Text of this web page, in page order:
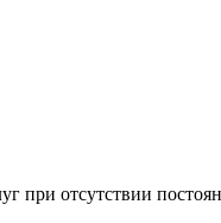
при отсутствии